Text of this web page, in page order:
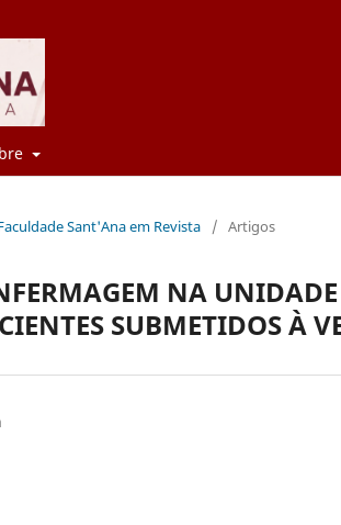
Sant'Ana em Revista / Artigos
NA
SUBMETIDOS À